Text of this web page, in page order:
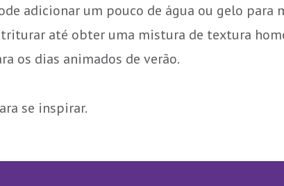
adicionar um pouco de água ou gelo
até obter uma mistura de textura
os dias animados de verão.
se inspirar.